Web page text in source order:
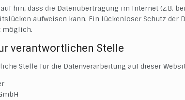
hin, dass die Datenübertragung im Internet (z.B.
aufweisen kann. Ein lückenloser Schutz der
möglich.
verantwortlichen Stelle
Stelle für die Datenverarbeitung auf dieser